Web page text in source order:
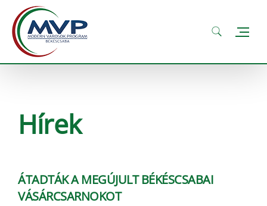
Hírek
ÁTADTÁK A MEGÚJULT BÉKÉSCSABAI
VÁSÁRCSARNOKOT